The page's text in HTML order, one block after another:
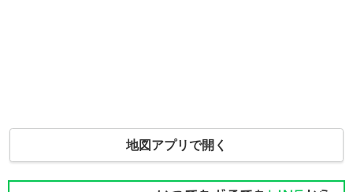
地図アプリで開く